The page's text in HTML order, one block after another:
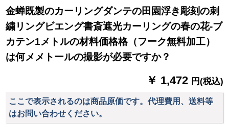
ド不要（遮光率
98%）
金蝉既製のカーリングダンテの田園浮き彫刻の刺
繍リングビエング書斎遮光カーリングの春の花-ブ
カテン1メトルの材料価格格（フーク無料加工）
は何メメトールの撮影が必要ですか？
￥ 1,472 円(税込)
ここで表示されるのは商品原価です。代理費用、送料等
はお問い合わせください。